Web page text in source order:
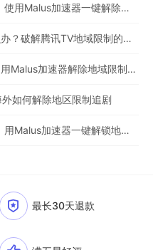
海外如何上爱奇艺看《无忧渡》：使用Malus加速器一键解除地域限制
<腾讯视频海外地区版权限制怎么办？破解腾讯TV地域限制的办法>
海外如何解锁B站（哔哩哔哩）？用Malus加速器解除地域限制，一键流畅追番
如何解除地区限制追剧
在国外怎么看电视剧《赴山海》，用Malus加速器一键解锁地区限制
最长30天退款